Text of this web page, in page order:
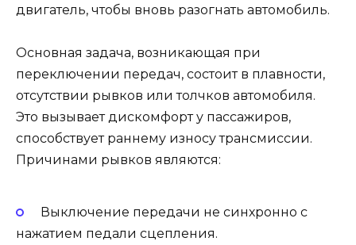
двигатель, чтобы вновь разогнать автомобиль.
Основная задача, возникающая при
переключении передач, состоит в плавности,
отсутствии рывков или толчков автомобиля.
Это вызывает дискомфорт у пассажиров,
способствует раннему износу трансмиссии.
Причинами рывков являются:
Выключение передачи не синхронно с
нажатием педали сцепления.